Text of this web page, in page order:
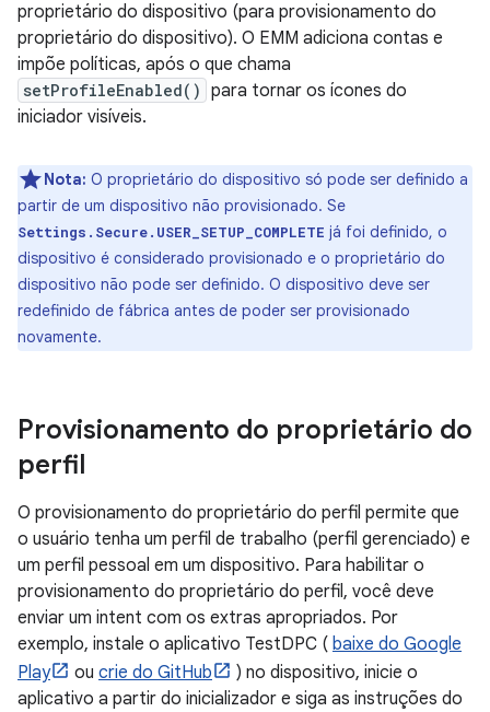
proprietário do dispositivo (para provisionamento do
proprietário do dispositivo). O EMM adiciona contas e
impõe políticas, após o que chama
setProfileEnabled() para tornar os ícones do
iniciador visíveis.
Nota: O proprietário do dispositivo só pode ser definido a
partir de um dispositivo não provisionado. Se
Settings.Secure.USER_SETUP_COMPLETE já foi definido, o
dispositivo é considerado provisionado e o proprietário do
dispositivo não pode ser definido. O dispositivo deve ser
redefinido de fábrica antes de poder ser provisionado
novamente.
Provisionamento do proprietário do
perfil
O provisionamento do proprietário do perfil permite que
o usuário tenha um perfil de trabalho (perfil gerenciado) e
um perfil pessoal em um dispositivo. Para habilitar o
provisionamento do proprietário do perfil, você deve
enviar um intent com os extras apropriados. Por
exemplo, instale o aplicativo TestDPC ( baixe do Google
Play
ou crie do GitHub
) no dispositivo, inicie o
aplicativo a partir do inicializador e siga as instruções do